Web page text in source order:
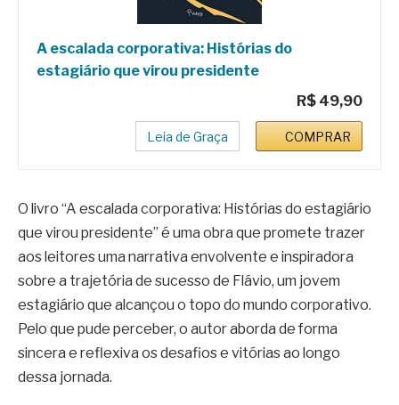
A escalada corporativa: Histórias do
estagiário que virou presidente
R$ 49,90
Leia de Graça COMPRAR
O livro “A escalada corporativa: Histórias do estagiário
que virou presidente” é uma obra que promete trazer
aos leitores uma narrativa envolvente e inspiradora
sobre a trajetória de sucesso de Flávio, um jovem
estagiário que alcançou o topo do mundo corporativo.
Pelo que pude perceber, o autor aborda de forma
sincera e reflexiva os desafios e vitórias ao longo
dessa jornada.